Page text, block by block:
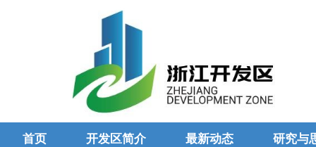
首页 开发区简介 最新动态 研究与